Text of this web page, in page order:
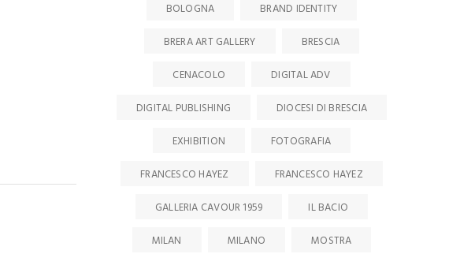
BOLOGNA
BRAND IDENTITY
BRERA ART GALLERY
BRESCIA
CENACOLO
DIGITAL ADV
DIGITAL PUBLISHING
DIOCESI DI BRESCIA
EXHIBITION
FOTOGRAFIA
FRANCESCO HAYEZ
FRANCESCO HAYEZ
GALLERIA CAVOUR 1959
IL BACIO
MILAN
MILANO
MOSTRA